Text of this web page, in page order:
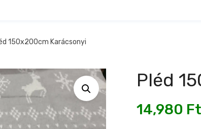
150x200cm Karácsonyi
Pléd
14,980 Ft